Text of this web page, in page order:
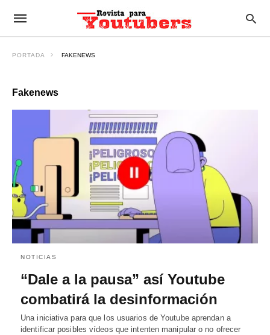
PORTADA FAKENEWS
Fakenews
NOTICIAS
“Dale a la pausa” así Youtube
combatirá la desinformación
Una iniciativa para que los usuarios de Youtube aprendan a
identificar posibles vídeos que intenten manipular o no ofrecer